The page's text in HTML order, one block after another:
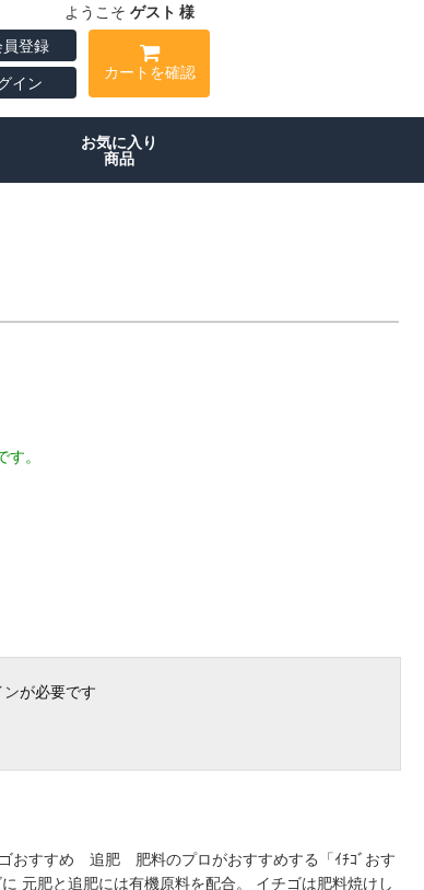
ようこそ ゲスト 様
登録
イン
カートを確認
お気に入り
商品
。
ンが必要です
すすめ 追肥 肥料のプロがおすすめする「ｲﾁｺﾞおす
元肥と追肥には有機原料を配合。 イチゴは肥料焼けし